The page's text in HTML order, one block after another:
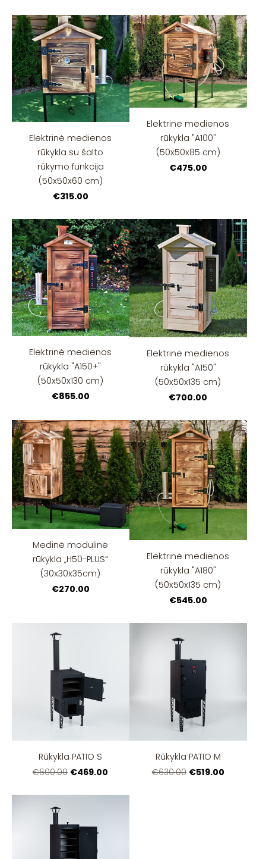
Elektrinė medienos
rūkykla su šalto
rūkymo funkcija
(50x50x60 cm)
€315.00
Elektrinė medienos
rūkykla "A100"
(50x50x85 cm)
€475.00
Elektrinė medienos
rūkykla "A150+"
(50x50x130 cm)
€855.00
Elektrinė medienos
rūkykla "A150"
(50x50x135 cm)
€700.00
Medinė modulinė
rūkykla „H50-PLUS“
(30x30x35cm)
€270.00
Elektrinė medienos
rūkykla "A180"
(50x50x135 cm)
€545.00
Rūkykla PATIO S
€600.00 €469.00
Rūkykla PATIO M
€630.00 €519.00